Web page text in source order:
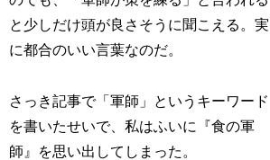
と少しだけ頭が良さそうに聞こえる。実
に都合のいい言葉なのだ。
さっき記事で「軍師」というキーワード
を書いたせいで、私はふいに『食の軍
師』を思い出してしまった。